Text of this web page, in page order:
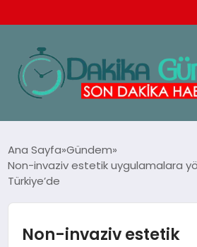
TEKNOLOJI
SPOR
Ana Sayfa Gündem
Non-invaziv estetik uygulamalara
Türkiye’de
Non-invaziv estetik